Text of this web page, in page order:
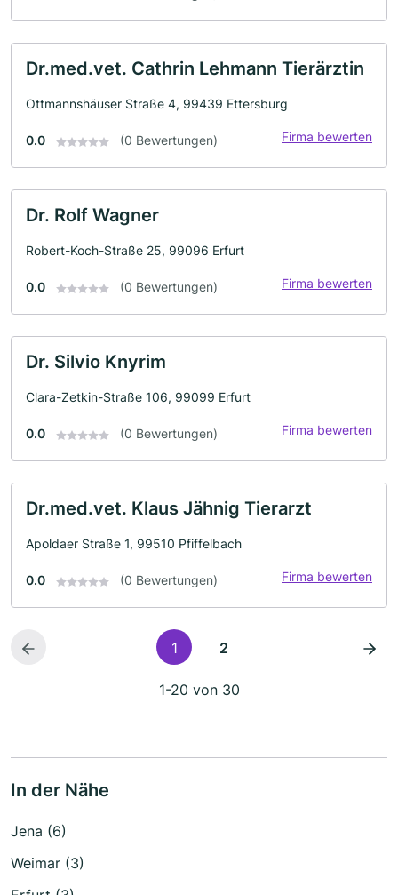
Dr.med.vet. Cathrin Lehmann Tierärztin
Ottmannshäuser Straße 4, 99439 Ettersburg
0.0 (0 Bewertungen) Firma bewerten
Dr. Rolf Wagner
Robert-Koch-Straße 25, 99096 Erfurt
0.0 (0 Bewertungen) Firma bewerten
Dr. Silvio Knyrim
Clara-Zetkin-Straße 106, 99099 Erfurt
0.0 (0 Bewertungen) Firma bewerten
Dr.med.vet. Klaus Jähnig Tierarzt
Apoldaer Straße 1, 99510 Pfiffelbach
0.0 (0 Bewertungen) Firma bewerten
1 2
1-20 von 30
In der Nähe
Jena (6)
Weimar (3)